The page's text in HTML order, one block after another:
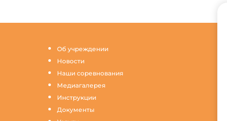
Об учреждении
Новости
Наши соревнования
Медиагалерея
Инструкции
Документы